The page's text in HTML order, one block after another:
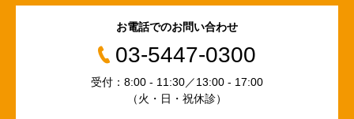
お電話でのお問い合わせ
03-5447-0300
受付：8:00 - 11:30／13:00 - 17:00
（火・日・祝休診）